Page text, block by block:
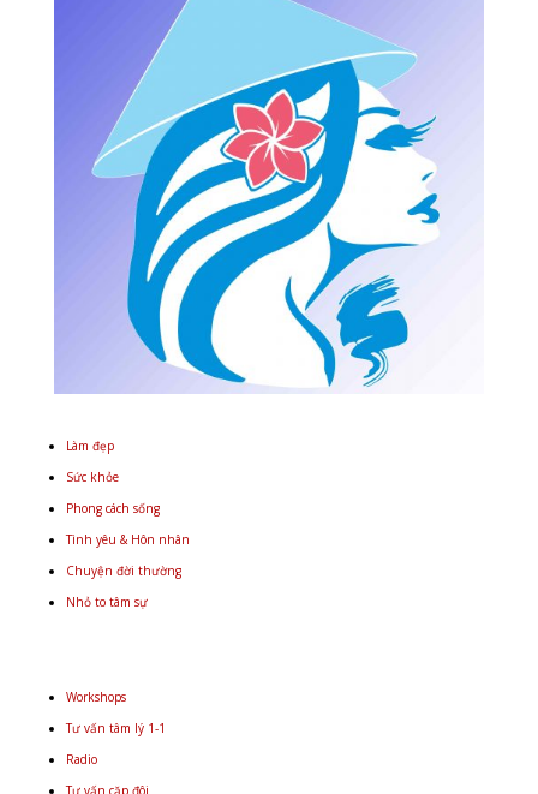
Làm đẹp
Sức khỏe
Phong cách sống
Tình yêu & Hôn nhân
Chuyện đời thường
Nhỏ to tâm sự
Workshops
Tư vấn tâm lý 1-1
Radio